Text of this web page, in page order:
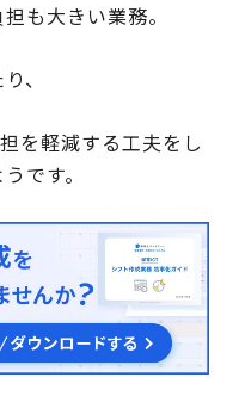
も大きい業務。
、
を軽減する工夫をし
です。